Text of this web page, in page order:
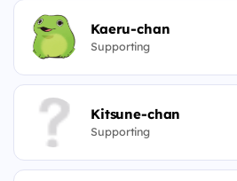
Kaeru-chan
Supporting
Kitsune-chan
Supporting